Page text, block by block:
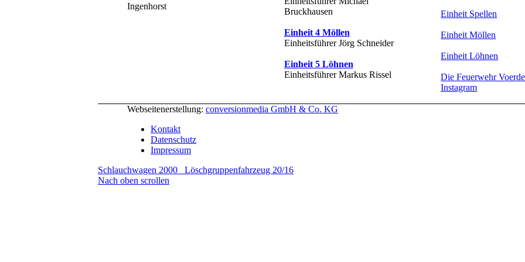
Ingenhorst
Bruckhausen
Einheit 4 Möllen
Einheitsführer Jörg Schneider
Einheit 5 Löhnen
Einheitsführer Markus Rissel
Einheit Spellen
Einheit Möllen
Einheit Löhnen
Die Feuerwehr
Instagram
Webseitenerstellung: conversionmedia GmbH & Co. KG
Kontakt
Datenschutz
Impressum
Schlauchwagen 2000
Löschgruppenfahrzeug 20/16
Nach oben scrollen